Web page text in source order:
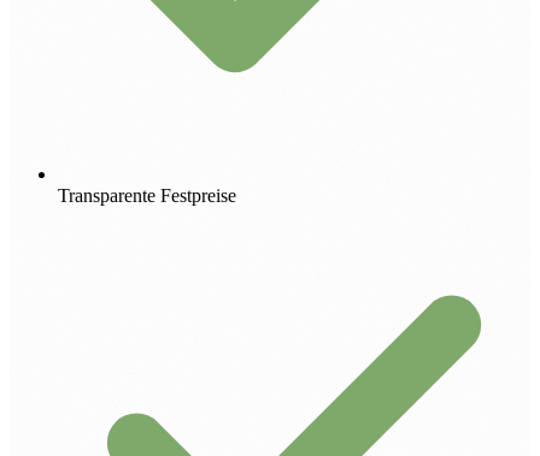
Transparente Festpreise